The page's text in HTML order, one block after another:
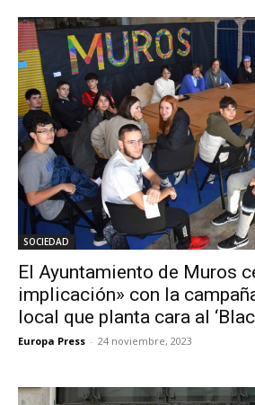
SOCIEDAD
El Ayuntamiento de Muros
implicación» con la
local que planta cara al
Europa Press - 24 noviembre, 2023